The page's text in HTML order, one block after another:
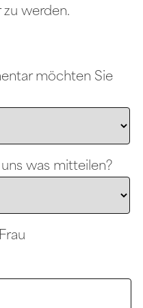
werden.
möchten Sie
was mitteilen?
Frau